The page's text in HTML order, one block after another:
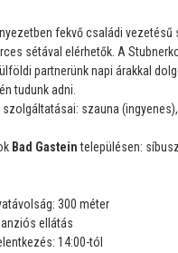
fekvő családi
sétával elérhetők. A
partnerünk napi árakkal
tudunk adni.
szauna
Bad Gasteintelepülésen:
300 méter
ellátás
14:00-tól